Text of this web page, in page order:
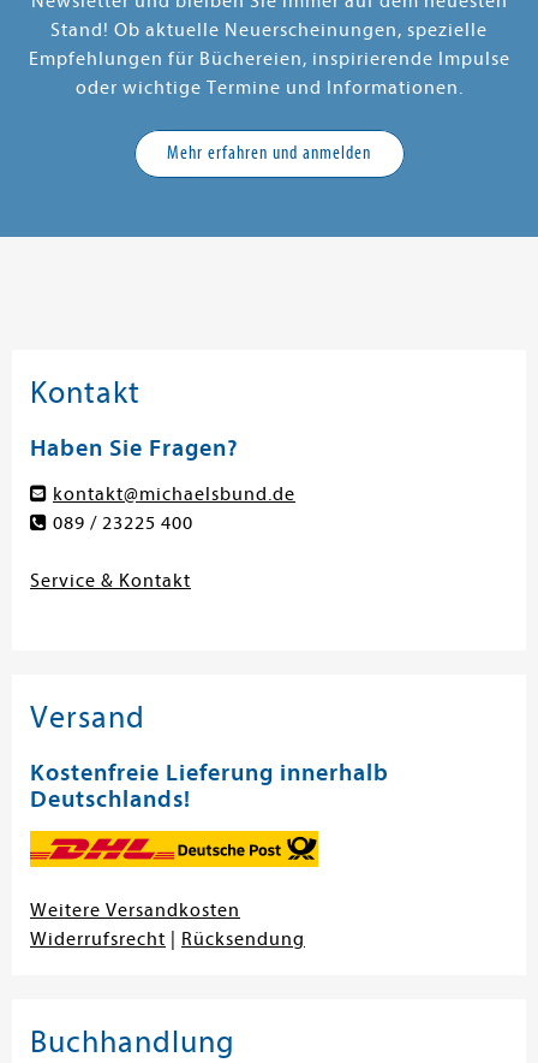
Stand! Ob aktuelle Neuerscheinungen, spezielle
Empfehlungen für Büchereien, inspirierende Impulse
oder wichtige Termine und Informationen.
Mehr erfahren und anmelden
Kontakt
Haben Sie Fragen?
kontakt@michaelsbund.de
089 / 23225 400
Service & Kontakt
Versand
Kostenfreie Lieferung innerhalb
Deutschlands!
Weitere Versandkosten
Widerrufsrecht
Rücksendung
Buchhandlung